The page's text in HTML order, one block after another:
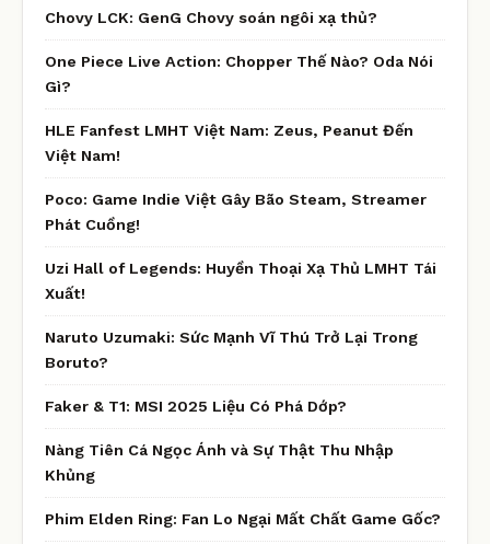
Chovy LCK: GenG Chovy soán ngôi xạ thủ?
One Piece Live Action: Chopper Thế Nào? Oda Nói
Gì?
HLE Fanfest LMHT Việt Nam: Zeus, Peanut Đến
Việt Nam!
Poco: Game Indie Việt Gây Bão Steam, Streamer
Phát Cuồng!
Uzi Hall of Legends: Huyền Thoại Xạ Thủ LMHT Tái
Xuất!
Naruto Uzumaki: Sức Mạnh Vĩ Thú Trở Lại Trong
Boruto?
Faker & T1: MSI 2025 Liệu Có Phá Dớp?
Nàng Tiên Cá Ngọc Ánh và Sự Thật Thu Nhập
Khủng
Phim Elden Ring: Fan Lo Ngại Mất Chất Game Gốc?